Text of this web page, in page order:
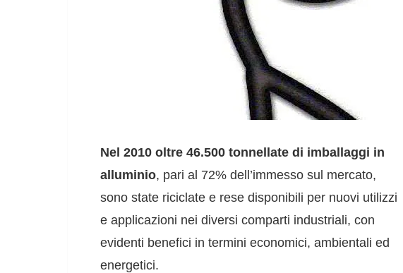
Nel 2010 oltre 46.500 tonnellate di imballaggi in
alluminio, pari al 72% dell’immesso sul mercato,
sono state riciclate e rese disponibili per nuovi utilizzi
e applicazioni nei diversi comparti industriali, con
evidenti benefici in termini economici, ambientali ed
energetici.